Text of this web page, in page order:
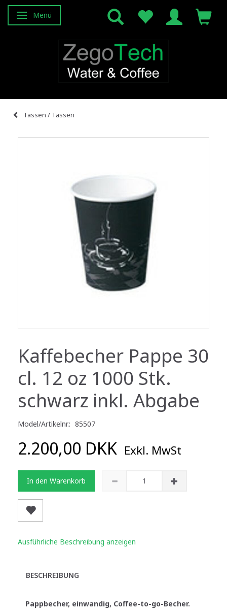
Anzeige ändern
Menü
Tassen / Tassen
Kaffe­becher Pappe 30
cl. 12 oz 1000 Stk.
schwarz inkl. Abgabe
Model/Artikelnr.: 85507
2.200,00 DKK Exkl. MwSt
In den Warenkorb
Ausführliche Beschreibung anzeigen
BESCHREIBUNG
Pappbecher, einwandig, Coffee-to-go-Becher.